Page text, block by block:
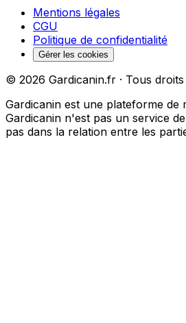
Mentions légales
CGU
Politique de confidentialité
Gérer les cookies
© 2026 Gardicanin.fr · Tous
Gardicanin est une plateforme de
Gardicanin n'est pas un service
pas dans la relation entre les